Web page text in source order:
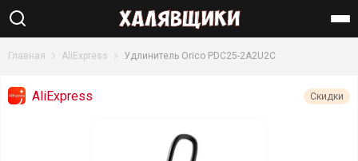
Главная AliExpress Удлинитель Orico PDC25-2A2U2C
AliExpress Скидки